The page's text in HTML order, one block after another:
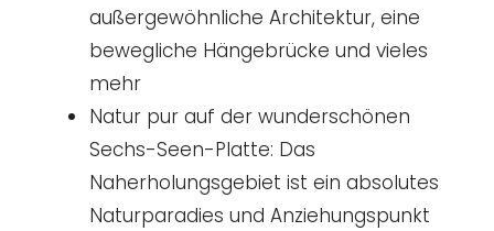
außergewöhnliche Architektur, eine
bewegliche Hängebrücke und vieles
mehr
Natur pur auf der wunderschönen
Sechs-Seen-Platte: Das
Naherholungsgebiet ist ein absolutes
Naturparadies und Anziehungspunkt